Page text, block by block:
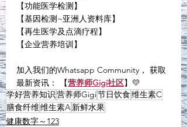
【功能医学检测】
【基因检测~亚洲人资料库】
【再生医学及点滴疗程】
【企业营养培训】
加入我们的Whatsapp Community， 获取
最新资讯： 【营养师Gigi社区】💛
学好营养知识营养师Gigi节日饮食维生素C
膳食纤维维生素A新鲜水果
健康数字～123